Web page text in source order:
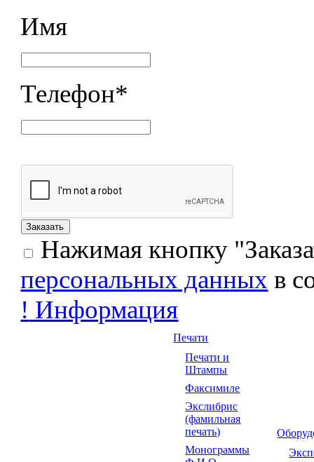
Имя
Телефон*
Нажимая кнопку
персональных данных в
! Информация
Печати
Печати и
Штампы
Факсимиле
Экслибрис
(фамильная
печать)
Монограммы